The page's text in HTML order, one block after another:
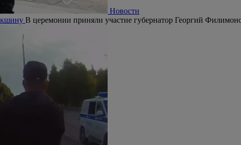
Новости
В церемонии приняли участие губернатор Георгий